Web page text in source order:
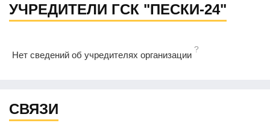
УЧРЕДИТЕЛИ ГСК "ПЕСКИ-24"
Нет сведений об учредителях организации
?
СВЯЗИ